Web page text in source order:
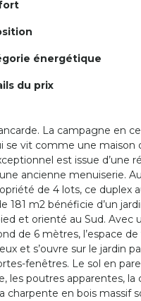
énergétique
du prix
La campagne en
se vit comme une maison
est issue d’une
ancienne menuiserie.
de 4 lots, ce duplex
181 m2 bénéficie d’un
et orienté au Sud. Avec
de 6 mètres, l’espace
et s’ouvre sur le jardin
fenêtres. Le sol en
les poutres apparentes, la
charpente en bois massif